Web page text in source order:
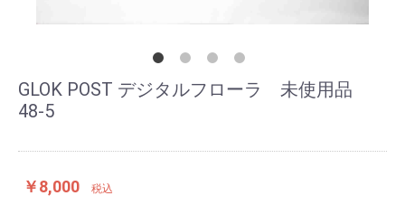
GLOK POST デジタルフローラ 未使用品
48-5
￥8,000 税込